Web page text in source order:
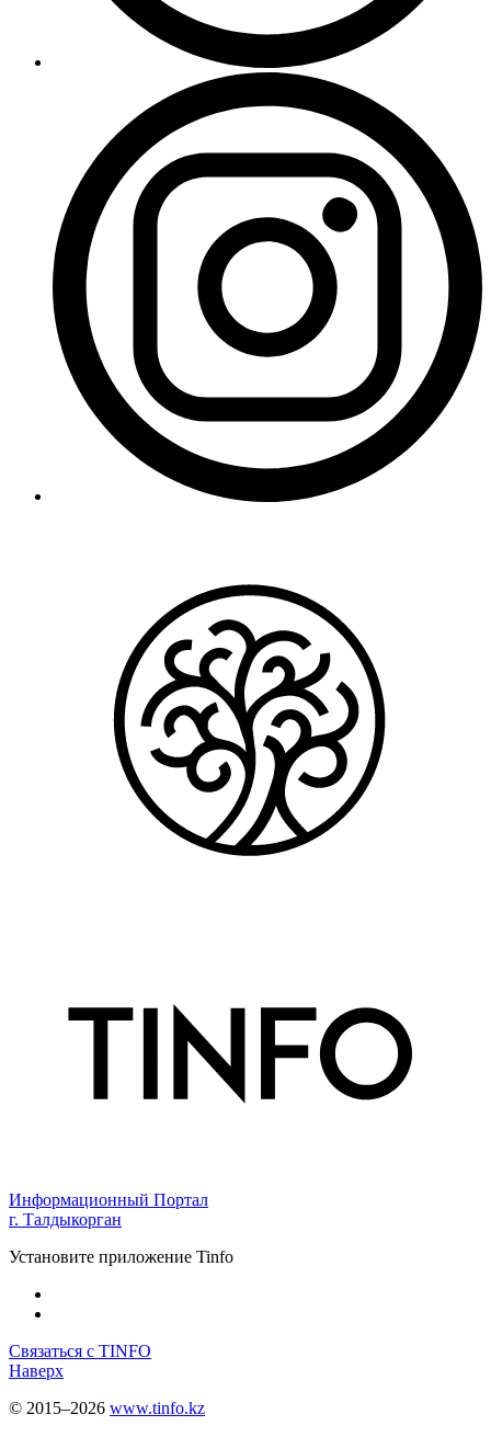
Информационный Портал
г. Талдыкорган
Установите приложение Tinfo
Связаться с TINFO
Наверх
© 2015–2026 www.tinfo.kz